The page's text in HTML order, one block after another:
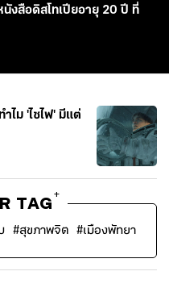
งสือดิสโทเปียอายุ 20 ปี ที่
ไม 'ไซไฟ' มีแต่
TAG
+
#สุขภาพจิต #เมืองพัทยา